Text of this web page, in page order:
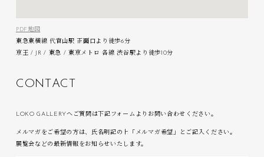
PDF地図
東急東横線 代官山駅 正面口より徒歩6分
京王 / JR / 東急 / 東京メトロ 各線 渋谷駅より徒歩10分
C ON T AC T
LOKO GALLERYへご質問は下記フォームよりお問い合わせください。
メルマガをご希望の方は、氏名明記の上「メルマガ希望」とご記入ください。
展覧会などの最新情報をお知らせいたします。